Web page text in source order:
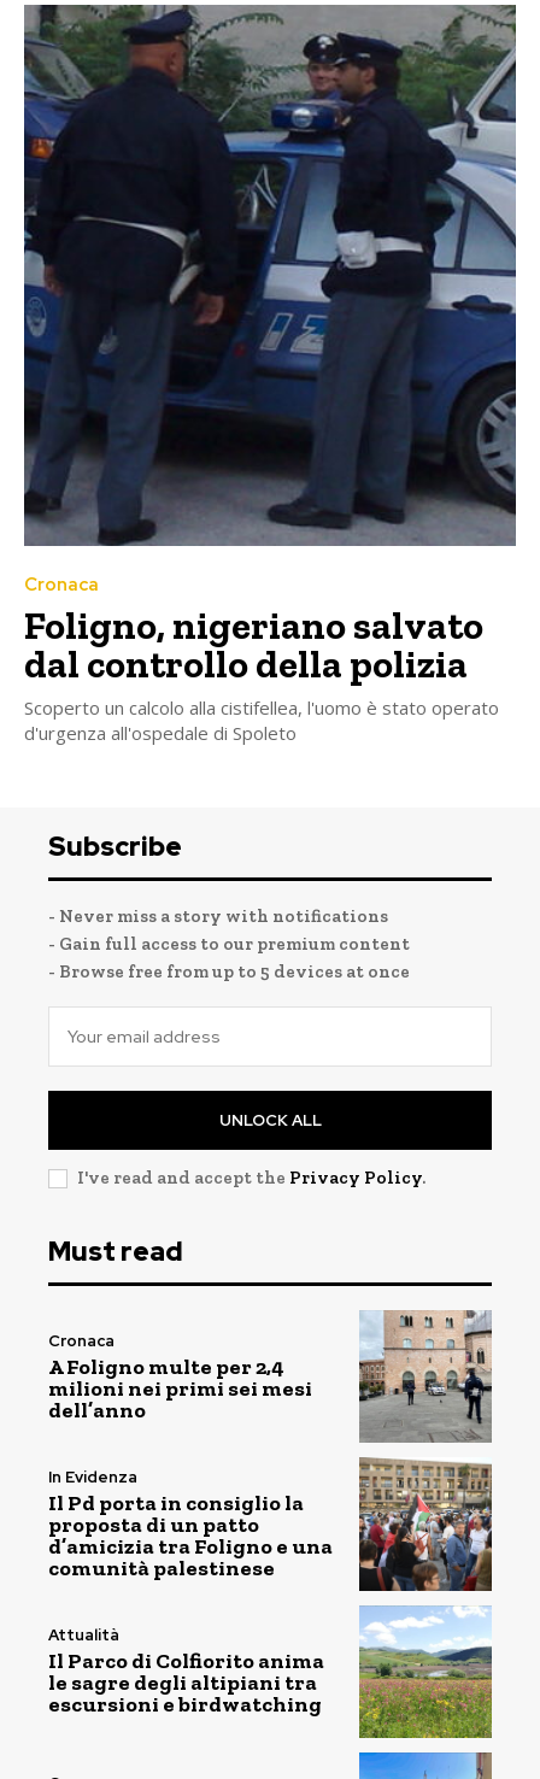
Cronaca
Foligno, nigeriano salvato
dal controllo della polizia
Scoperto un calcolo alla cistifellea, l'uomo è stato operato
d'urgenza all'ospedale di Spoleto
Subscribe
- Never miss a story with notifications
- Gain full access to our premium content
- Browse free from up to 5 devices at once
UNLOCK ALL
I've read and accept the Privacy Policy.
Must read
Cronaca
A Foligno multe per 2,4
milioni nei primi sei mesi
dell’anno
In Evidenza
Il Pd porta in consiglio la
proposta di un patto
d’amicizia tra Foligno e una
comunità palestinese
Attualità
Il Parco di Colfiorito anima
le sagre degli altipiani tra
escursioni e birdwatching